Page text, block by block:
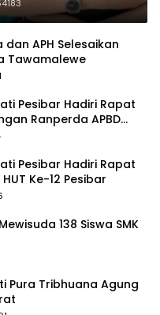
dan APH Selesaikan
Tawamalewe
Pesibar Hadiri Rapat
Ranperda APBD
Pesibar Hadiri Rapat
Ke-12 Pesibar
138 Siswa SMK
Pura Tribhuana Agung